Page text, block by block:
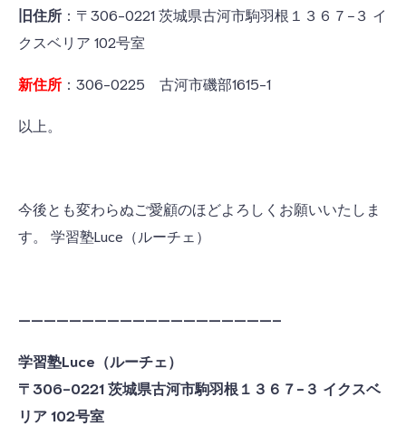
旧住所 ：〒306-0221 茨城県古河市駒羽根１３６７−３ イ
クスベリア 102号室
新住所 ：306-0225 古河市磯部1615-1
以上。
今後とも変わらぬご愛顧のほどよろしくお願いいたしま
す。 学習塾Luce（ルーチェ）
————————————————————–
学習塾Luce（ルーチェ）
〒306-0221 茨城県古河市駒羽根１３６７−３ イクスベ
リア 102号室